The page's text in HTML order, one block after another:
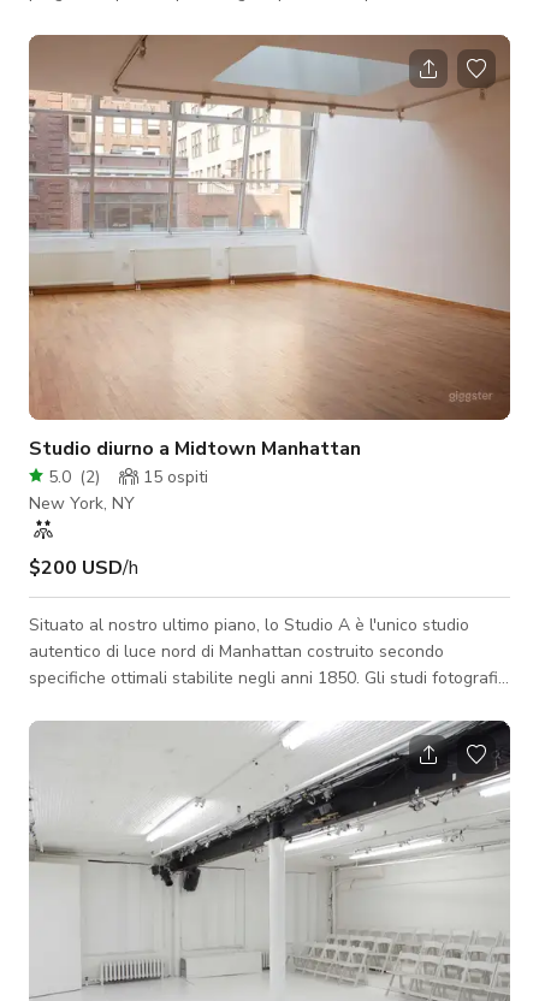
premium a livello club, illuminazione intelligente per
l'atmosfera, posti a sedere lounge, arredamento tropicale e
una disposizione aperta e flessibile, lo spazio è ideale per
compleanni, eventi aziendali, feste di fidanzamento, incontri di
networking, serat
Studio diurno a Midtown Manhattan
5.0 (2) 15 ospiti
New York, NY
$200 USD/h
Situato al nostro ultimo piano, lo Studio A è l'unico studio
autentico di luce nord di Manhattan costruito secondo
specifiche ottimali stabilite negli anni 1850. Gli studi fotografici
Irving Penn e Richard Avedon. Lo spazio ha una parete
inclinata rivolta a nord con finestre non rivestite UV che
permettono una luce soffusa continua durante tutto il giorno.